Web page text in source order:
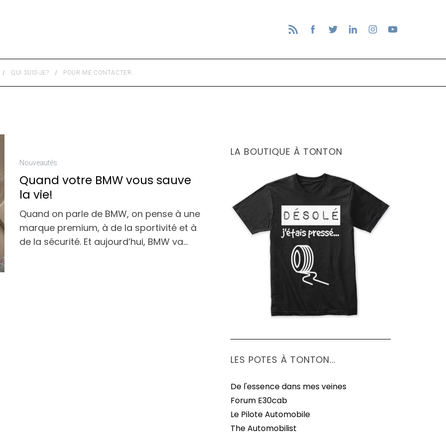
QUI SUIS-JE? POUR ME CONTACTER…
Nouveautés
Quand votre BMW vous sauve
la vie!
Quand on parle de BMW, on pense à une
marque premium, à de la sportivité et à
de la sécurité. Et aujourd’hui, BMW va…
LA BOUTIQUE À TONTON
LES POTES À TONTON...
De l'essence dans mes veines
Forum E30cab
Le Pilote Automobile
The Automobilist